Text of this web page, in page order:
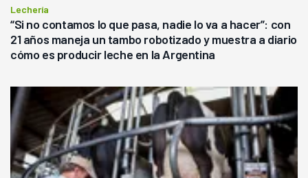
Lechería
“Si no contamos lo que pasa, nadie lo va a hacer”: con
21 años maneja un tambo robotizado y muestra a diario
cómo es producir leche en la Argentina